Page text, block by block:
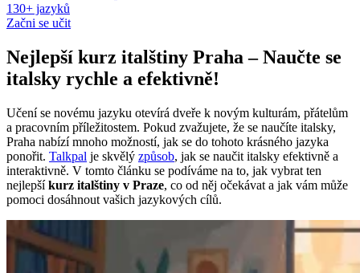
130+ jazyků
Začni se učit
Nejlepší kurz italštiny Praha – Naučte se
italsky rychle a efektivně!
Učení se novému jazyku otevírá dveře k novým kulturám, přátelům
a pracovním příležitostem. Pokud zvažujete, že se naučíte italsky,
Praha nabízí mnoho možností, jak se do tohoto krásného jazyka
ponořit. Talkpal je skvělý způsob, jak se naučit italsky efektivně a
interaktivně. V tomto článku se podíváme na to, jak vybrat ten
nejlepšíkurz italštiny v Praze, co od něj očekávat a jak vám může
pomoci dosáhnout vašich jazykových cílů.